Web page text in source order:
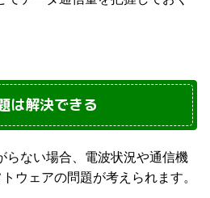
は解決できる
らない場合、電波状況や通信機
ウェアの問題が考えられます。